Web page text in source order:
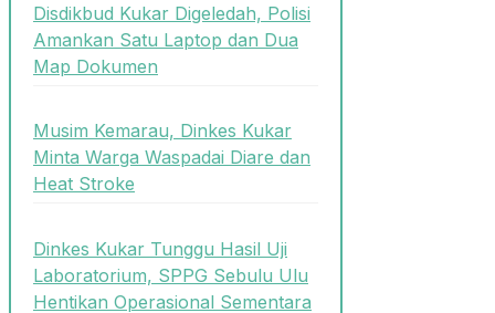
Disdikbud Kukar Digeledah, Polisi
Amankan Satu Laptop dan Dua
Map Dokumen
Musim Kemarau, Dinkes Kukar
Minta Warga Waspadai Diare dan
Heat Stroke
Dinkes Kukar Tunggu Hasil Uji
Laboratorium, SPPG Sebulu Ulu
Hentikan Operasional Sementara